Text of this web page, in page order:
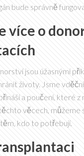
bude správně
více o
jsou úžasnými
životy. Jsme
a poučení, které z
věcech, můžeme
kdo to potřebují.